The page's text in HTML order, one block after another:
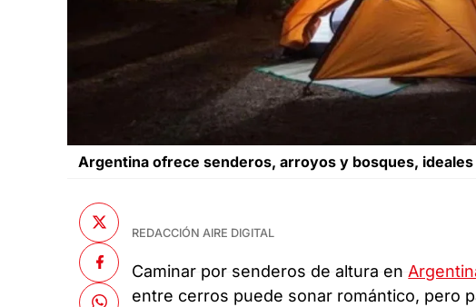
Argentina ofrece senderos, arroyos y bosques,
REDACCIÓN AIRE DIGITAL
Caminar por senderos de altura en
entre cerros puede sonar romántico, pero